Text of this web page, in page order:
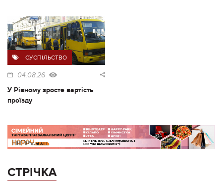
СУСПІЛЬСТВО
04.08.26
У Рівному зросте вартість
проїзду
СТРІЧКА